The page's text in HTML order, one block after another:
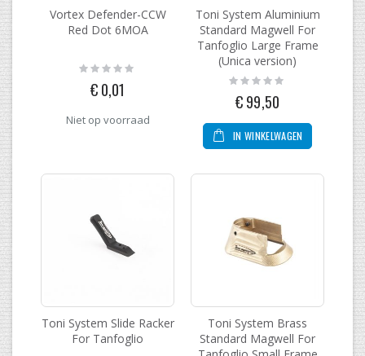
Vortex Defender-CCW
Red Dot 6MOA
Rating:
€ 0,01
Niet op voorraad
Toni System Aluminium
Standard Magwell For
Tanfoglio Large Frame
(Unica version)
Rating:
€ 99,50
IN WINKELWAGEN
Toni System Slide Racker
For Tanfoglio
Toni System Brass
Standard Magwell For